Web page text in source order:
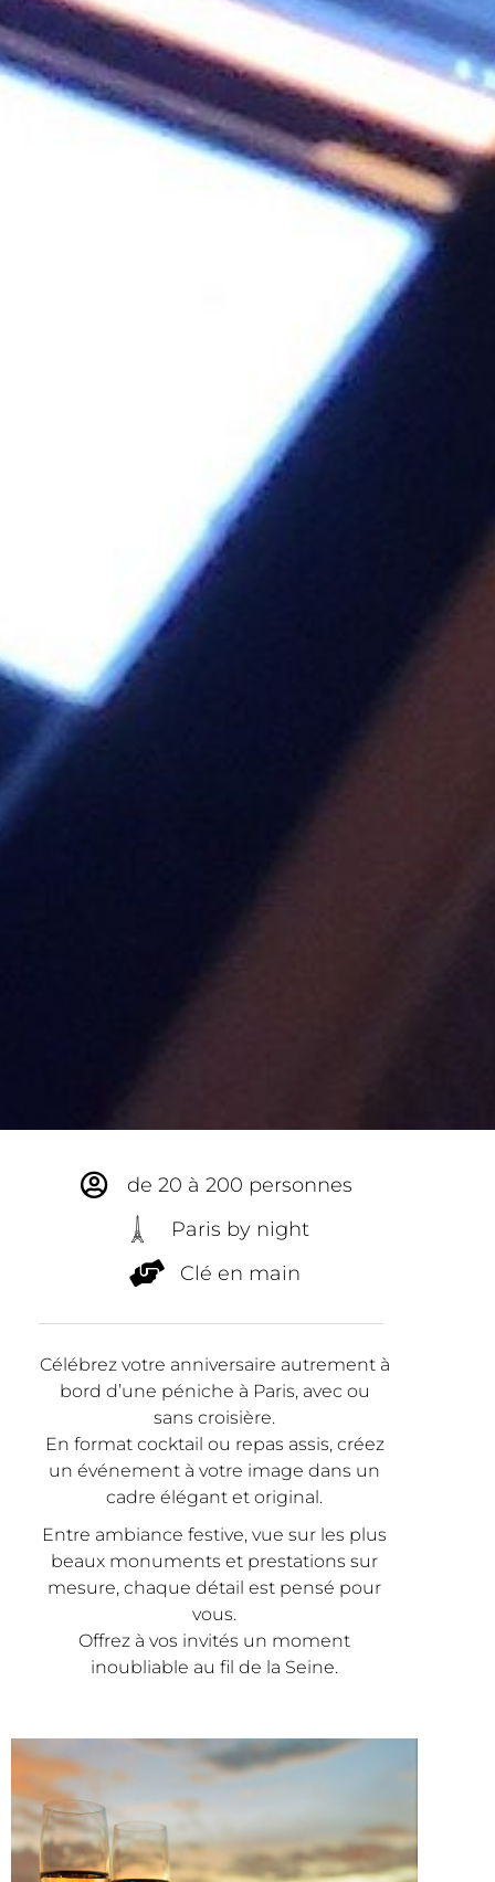
de 20 à 200 personnes
Paris by night
Clé en main
Célébrez votre anniversaire autrement à
bord d’une péniche à Paris, avec ou
sans croisière.
En format cocktail ou repas assis, créez
un événement à votre image dans un
cadre élégant et original.
Entre ambiance festive, vue sur les plus
beaux monuments et prestations sur
mesure, chaque détail est pensé pour
vous.
Offrez à vos invités un moment
inoubliable au fil de la Seine.